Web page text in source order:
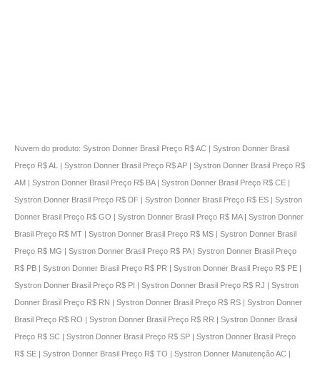
Nuvem do produto: Systron Donner Brasil Preço R$ AC | Systron Donner Brasil
Preço R$ AL | Systron Donner Brasil Preço R$ AP | Systron Donner Brasil Preço R$
AM | Systron Donner Brasil Preço R$ BA | Systron Donner Brasil Preço R$ CE |
Systron Donner Brasil Preço R$ DF | Systron Donner Brasil Preço R$ ES | Systron
Donner Brasil Preço R$ GO | Systron Donner Brasil Preço R$ MA | Systron Donner
Brasil Preço R$ MT | Systron Donner Brasil Preço R$ MS | Systron Donner Brasil
Preço R$ MG | Systron Donner Brasil Preço R$ PA | Systron Donner Brasil Preço
R$ PB | Systron Donner Brasil Preço R$ PR | Systron Donner Brasil Preço R$ PE |
Systron Donner Brasil Preço R$ PI | Systron Donner Brasil Preço R$ RJ | Systron
Donner Brasil Preço R$ RN | Systron Donner Brasil Preço R$ RS | Systron Donner
Brasil Preço R$ RO | Systron Donner Brasil Preço R$ RR | Systron Donner Brasil
Preço R$ SC | Systron Donner Brasil Preço R$ SP | Systron Donner Brasil Preço
R$ SE | Systron Donner Brasil Preço R$ TO | Systron Donner Manutenção AC |